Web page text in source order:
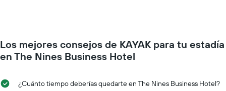
Los mejores consejos de KAYAK para tu estadía
en The Nines Business Hotel
¿Cuánto tiempo deberías quedarte en The Nines Business Hotel?